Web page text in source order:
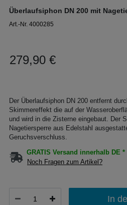
Überlaufsiphon DN 200 mit
Art.-Nr. 4000285
279,90 €
Der Überlaufsiphon DN 200 entfernt
Skimmereffekt die auf der
und wird in die Zisterne eingebaut. Der
Nagetiersperre aus Edelstahl
Geruchsverschluss.
GRATIS Versand innerhalb DE *
Noch Fragen zum Artikel?
In